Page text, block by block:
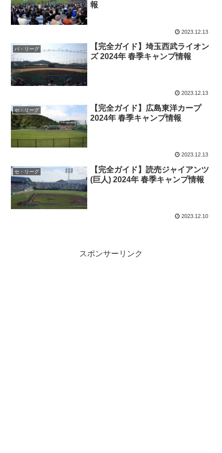
報
2023.12.13
パ・リーグ
【完全ガイド】埼玉西武ライオン
ズ 2024年 春季キャンプ情報
2023.12.13
セ・リーグ
【完全ガイド】広島東洋カープ
2024年 春季キャンプ情報
2023.12.13
セ・リーグ
【完全ガイド】読売ジャイアンツ
(巨人) 2024年 春季キャンプ情報
2023.12.10
スポンサーリンク